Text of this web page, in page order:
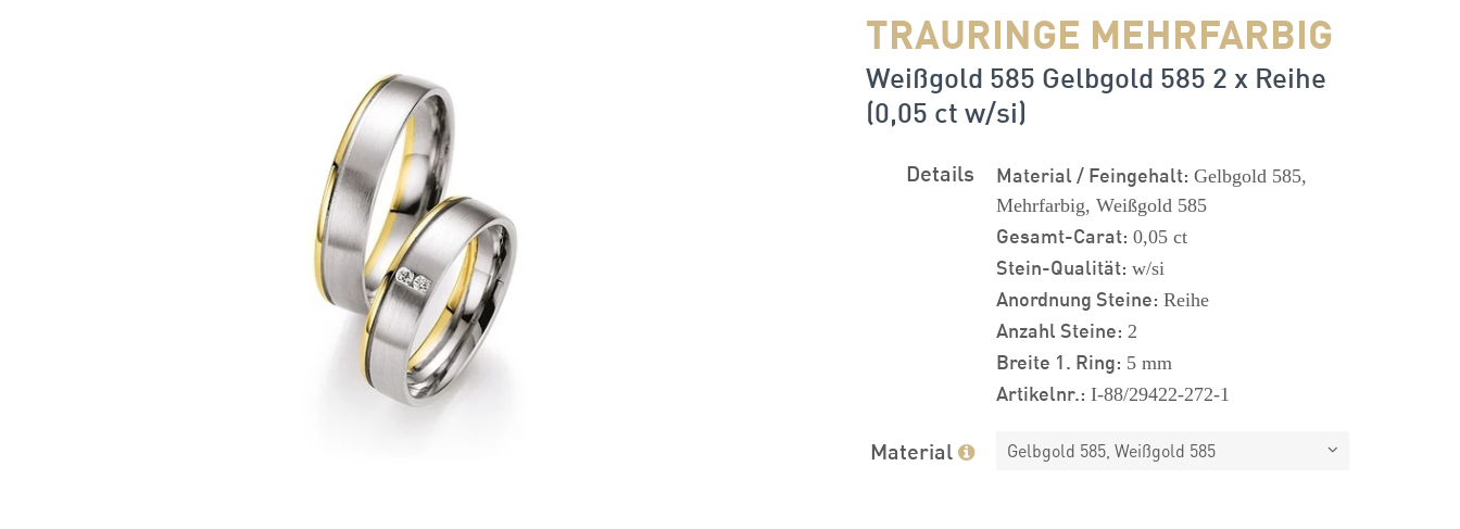
TRAURINGE MEHRFARBIG
Weißgold 585 Gelbgold 585 2 x Reihe
(0,05 ct w/si)
Details Material / Feingehalt: Gelbgold 585,
Mehrfarbig, Weißgold 585
Gesamt-Carat: 0,05 ct
Stein-Qualität: w/si
Anordnung Steine: Reihe
Anzahl Steine: 2
Breite 1. Ring: 5 mm
Artikelnr.: I-88/29422-272-1
Material Gelbgold 585, Weißgold 585